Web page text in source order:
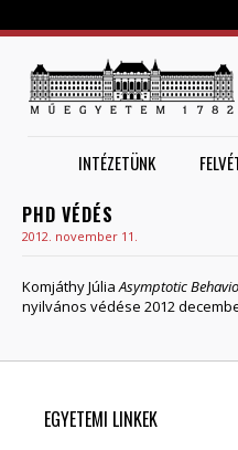
INTÉZETÜNK
PHD VÉDÉS
2012. november 11.
Komjáthy JúliaAsymptotic
nyilvános védése 2012
EGYETEMI LINKEK